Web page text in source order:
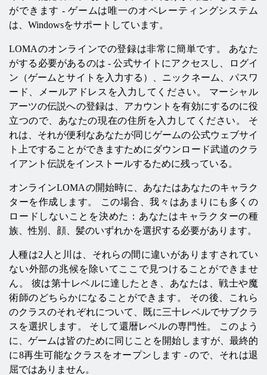
ができます - ゲームは唯一のオペレーティングシステム
は、Windowsをサポートしています。
LOMAのオンラインでの登録は非常に簡単です。 あなた
がする必要があるのは - 公式サイトにアクセスし、ログイ
ン（ゲームとサイトを入力する）、ニックネーム、パスワ
ード、メールアドレスを入力してください。 マーシャル
アーツの伝説への登録は、アカウントを有効にするのに役
立つので、あなたの現在の住所を入力してください。 そ
れは、それが便利なあなたが同じゲームの公式ウェブサイ
ト上ですることができますためにダウンロード武道のクラ
イアント伝説をインストールするために残っている。
オンラインLOMAの開始時に、あなたはあなたのキャラク
ターを作成します。 この場合、我々はあまりにも多くの
ロードしないことを決めた：あなたはキャラクターの種
族、性別、顔、髪のいずれかを選択する必要があります。
人種は2人と川は、それらの間に違いがありますされてい
ない外部の兆候を除いてここで見つけることができませ
ん。 彼は第十レベルに達したとき、あなたは、戦士や魔
術師のどちらかになることができます。 その後、これら
のクラスのそれぞれについて、既に三十レベルでサブクラ
スを選択します。 そして還暦レベルの専門性。 このよう
に、ゲームは皆のために同じことを開始しますが、最終的
に8再生可能なクラスをオープンします - ので、それは退
屈ではありません。